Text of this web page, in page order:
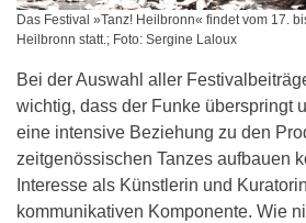
Das Festival »Tanz! Heilbronn« findet vom 17.
Heilbronn statt.; Foto: Sergine Laloux
Bei der Auswahl aller
wichtig, dass der Funke überspringt
eine intensive Beziehung zu den
zeitgenössischen Tanzes aufbauen
Interesse als Künstlerin und
kommunikativen Komponente. Wie